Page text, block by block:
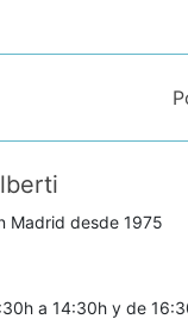
Madrid desde 1975
a 14:30h y de